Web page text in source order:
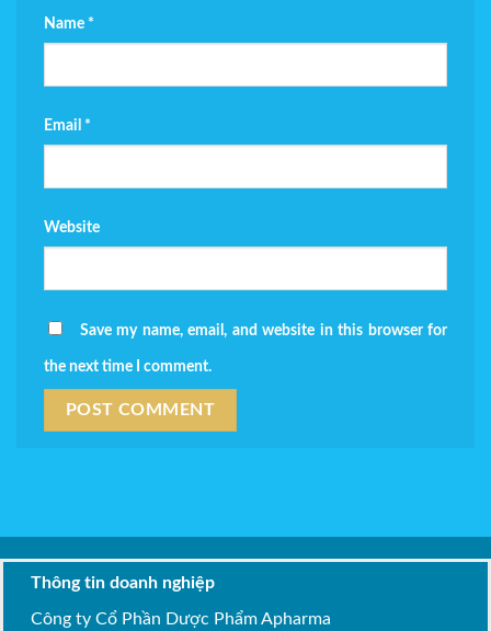
Name *
Email *
Website
Save my name, email, and website in this browser for
the next time I comment.
Thông tin doanh nghiệp
Công ty Cổ Phần Dược Phẩm Apharma